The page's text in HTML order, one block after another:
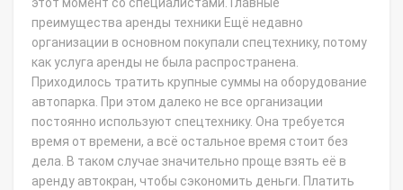
этот момент со специалистами. Главные
преимущества аренды техники Ещё недавно
организации в основном покупали спецтехнику, потому
как услуга аренды не была распространена.
Приходилось тратить крупные суммы на оборудование
автопарка. При этом далеко не все организации
постоянно используют спецтехнику. Она требуется
время от времени, а всё остальное время стоит без
дела. В таком случае значительно проще взять её в
аренду автокран, чтобы сэкономить деньги. Платить